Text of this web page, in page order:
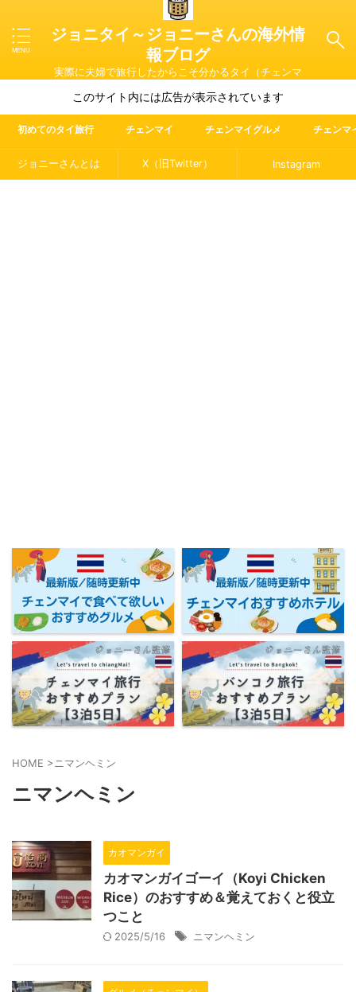
ジョニタイ～ジョニーさんの海外情
報ブログ
実際に夫婦で旅行したからこそ分かるタイ（チェンマ
イ）やマレーシア・ラオス・イタリアの魅力を紹介
このサイト内には広告が表示されています
初めてのタイ旅行 チェンマイ チェンマイグルメ チェンマ
ジョニーさんとは X（旧Twitter） Instagram
HOME >ニマンヘミン
ニマンヘミン
カオマンガイ
カオマンガイゴーイ（Koyi Chicken
Rice）のおすすめ＆覚えておくと役立
つこと
2025/5/16 ニマンヘミン